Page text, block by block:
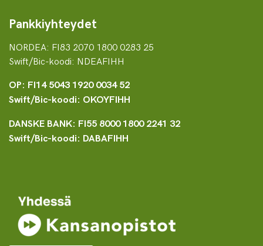
Pankkiyhteydet
NORDEA: FI83 2070 1800 0283 25
Swift/Bic-koodi: NDEAFIHH
OP: FI14 5043 1920 0034 52
Swift/Bic-koodi: OKOYFIHH
DANSKE BANK: FI55 8000 1800 2241 32
Swift/Bic-koodi: DABAFIHH